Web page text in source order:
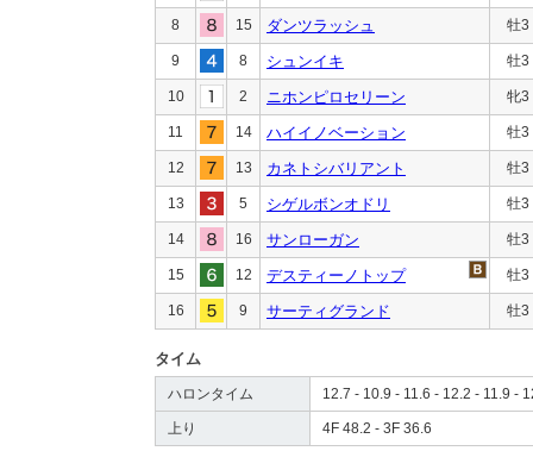
8 15 ダンツラッシュ 牡3
9 8 シュンイキ 牡3
10 2 ニホンピロセリーン 牝3
11 14 ハイイノベーション 牡3
12 13 カネトシバリアント 牡3
13 5 シゲルボンオドリ 牡3
14 16 サンローガン 牡3
15 12 デスティーノトップ 牡3
16 9 サーティグランド 牡3
タイム
ハロンタイム 12.7 - 10.9 - 11.6 - 12.2 - 11.9 -
上り 4F 48.2 - 3F 36.6